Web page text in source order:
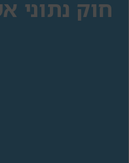
חוק נתוני